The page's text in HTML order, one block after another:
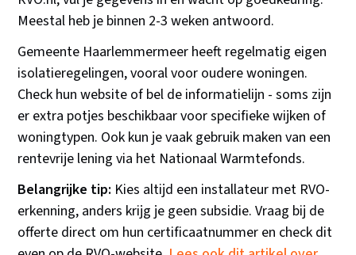
Meestal heb je binnen 2-3 weken antwoord.
Gemeente Haarlemmermeer heeft regelmatig eigen
isolatieregelingen, vooral voor oudere woningen.
Check hun website of bel de informatielijn - soms zijn
er extra potjes beschikbaar voor specifieke wijken of
woningtypen. Ook kun je vaak gebruik maken van een
rentevrije lening via het Nationaal Warmtefonds.
Belangrijke tip: Kies altijd een installateur met RVO-
erkenning, anders krijg je geen subsidie. Vraag bij de
offerte direct om hun certificaatnummer en check dit